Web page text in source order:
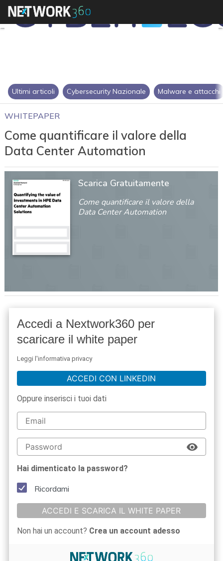
Ultimi articoli Cybersecurity Nazionale Malware e attacchi
WHITEPAPER
Come quantificare il valore della
Data Center Automation
Scarica Gratuitamente
Come quantificare il valore della
Data Center Automation
Accedi a Nextwork360 per
scaricare il white paper
Leggi l'informativa privacy
ACCEDI CON LINKEDIN
Oppure inserisci i tuoi dati
Hai dimenticato la password?
Ricordami
ACCEDI E SCARICA IL WHITE PAPER
Non hai un account? Crea un account adesso